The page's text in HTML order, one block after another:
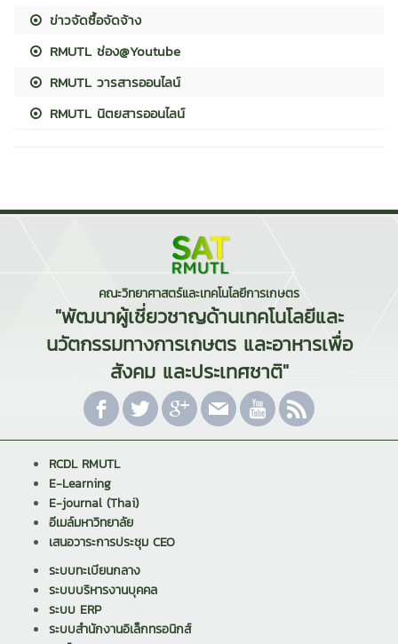
ข่าวจัดซื้อจัดจ้าง
RMUTL ช่อง@Youtube
RMUTL วารสารออนไลน์
RMUTL นิตยสารออนไลน์
คณะวิทยาศาสตร์และเทคโนโลยีการเกษตร
"พัฒนาผู้เชี่ยวชาญด้านเทคโนโลยีและ
นวัตกรรมทางการเกษตร และอาหารเพื่อ
สังคม และประเทศชาติ"
RCDL RMUTL
E-Learning
E-journal (Thai)
อีเมล์มหาวิทยาลัย
เสนอวาระการประชุม CEO
ระบบทะเบียนกลาง
ระบบบริหารงานบุคคล
ระบบ ERP
ระบบสำนักงานอิเล็กทรอนิกส์